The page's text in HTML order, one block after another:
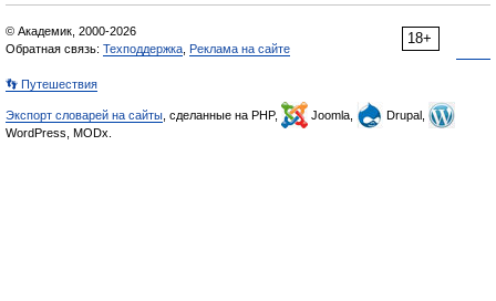
18+
© Академик, 2000-2026
Обратная связь: Техподдержка Реклама на сайте
👣 Путешествия
Экспорт словарей на сайты , сделанные на PHP, Joomla,
Drupal,
WordPress, MODx.